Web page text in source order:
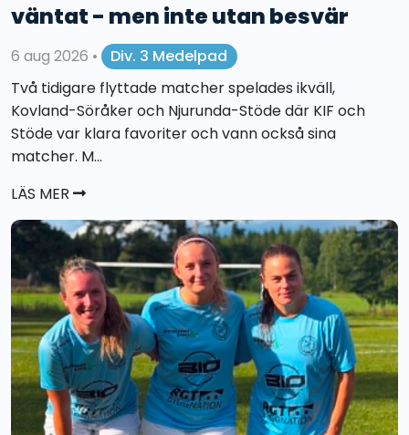
väntat - men inte utan besvär
6 aug 2026 •
Div. 3 Medelpad
Två tidigare flyttade matcher spelades ikväll,
Kovland-Söråker och Njurunda-Stöde där KIF och
Stöde var klara favoriter och vann också sina
matcher. M...
LÄS MER